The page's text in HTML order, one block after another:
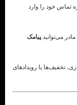
تماس خود را وارد
می‌توانیدپیامک
تخفیف‌ها یا رویدادهای